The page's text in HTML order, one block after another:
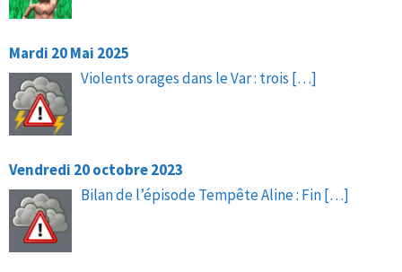
Mardi 20 Mai 2025
Violents orages dans le Var : trois […]
Vendredi 20 octobre 2023
Bilan de l’épisode Tempête Aline : Fin[…]